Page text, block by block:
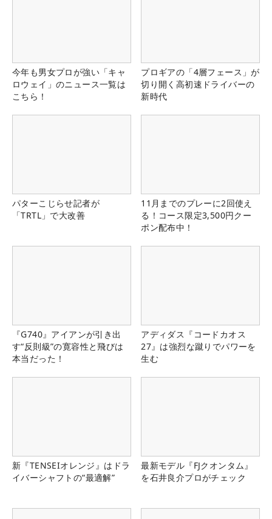
今年も男女プロが強い「キャ
ロウェイ」のニュース一覧は
こちら！
プロギアの「4層フェース」が
切り開く高初速ドライバーの
新時代
パターこじらせ記者が
「TRTL」で大改善
11月までのプレーに2回使え
る！コース限定3,500円クー
ポン配布中！
『G740』アイアンが引き出
す“反則級”の寛容性と飛びは
本当だった！
アディダス『コードカオス
27』は強烈な蹴りでパワーを
生む
新『TENSEIオレンジ』はドラ
イバーシャフトの“最適解”
最新モデル『FJクオンタム』
を石井良介プロがチェック